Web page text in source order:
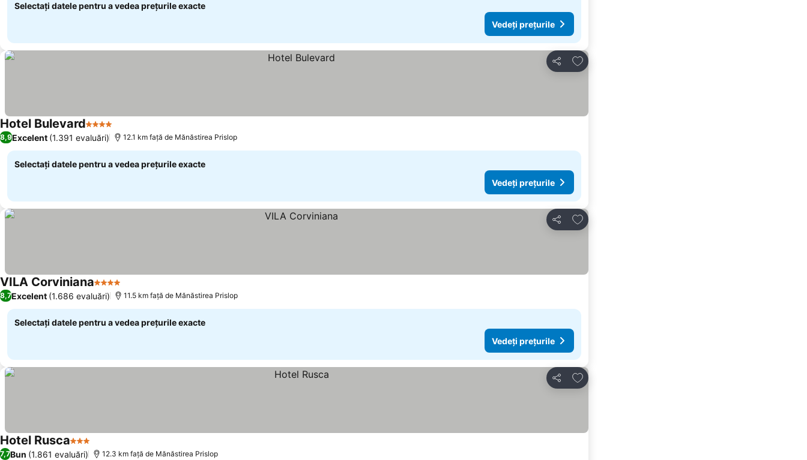
Selectați datele pentru a vedea prețurile exacte
Vedeți prețurile
Distribuiți
Adăugaţi la favorite
Hotel Bulevard4 SteleVedeți prețurile
8,9Excelent (1.391 evaluări) 12.1 km faţă de Mănăstirea Prislop
Selectați datele pentru a vedea prețurile exacte
Vedeți prețurile
Distribuiți
Adăugaţi la favorite
VILA Corviniana4 Stele
8,7Excelent (1.686 evaluări) 11.5 km faţă de Mănăstirea Prislop
Selectați datele pentru a vedea prețurile exacte
Vedeți prețurile
Distribuiți
Adăugaţi la favorite
Hotel Rusca3 SteleVedeți prețurile
7,7Bun (1.861 evaluări) 12.3 km faţă de Mănăstirea Prislop